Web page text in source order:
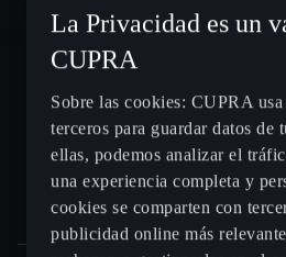
CUPRA León e-HYBRID
CUPRA León Sportstourer
CUPRA Ateca - SUV compacto
Gama CUPRA e-HYBRID -
La Privacidad es un
CUPRA
Sobre las cookies: CUPRA
terceros para guardar datos de
ellas, podemos analizar el
una experiencia completa y
cookies se comparten con
publicidad online más